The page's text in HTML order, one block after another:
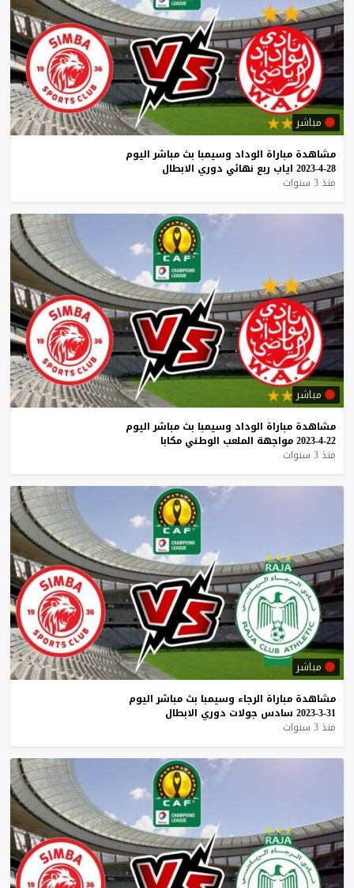
مباشر
مشاهدة مباراة الوداد وسيمبا بث مباشر اليوم
28-4-2023
اياب ربع نهائي دوري الابطال
منذ 3 سنوات
مباشر
مشاهدة مباراة الوداد وسيمبا بث مباشر اليوم
22-4-2023
مواجهة الملعب الوطني مكابا
منذ 3 سنوات
مباشر
مشاهدة مباراة الرجاء وسيمبا بث مباشر اليوم
31-3-2023
سادس جولات دوري الابطال
منذ 3 سنوات